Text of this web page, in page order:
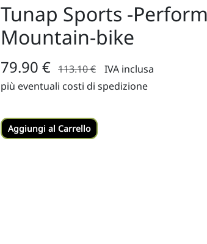
Tunap Sports -
Mountain-bike
79.90 € 113.10 €
IVA inclusa
più eventuali costi di spedizione
Aggiungi al Carrello